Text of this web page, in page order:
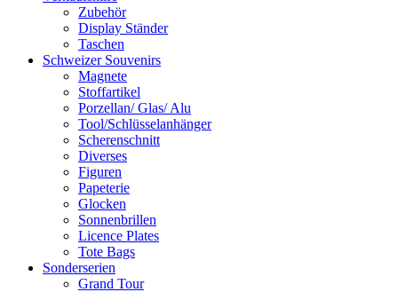
Zubehör
Display Ständer
Taschen
Schweizer Souvenirs
Magnete
Stoffartikel
Porzellan/ Glas/ Alu
Tool/Schlüsselanhänger
Scherenschnitt
Diverses
Figuren
Papeterie
Glocken
Sonnenbrillen
Licence Plates
Tote Bags
Sonderserien
Grand Tour